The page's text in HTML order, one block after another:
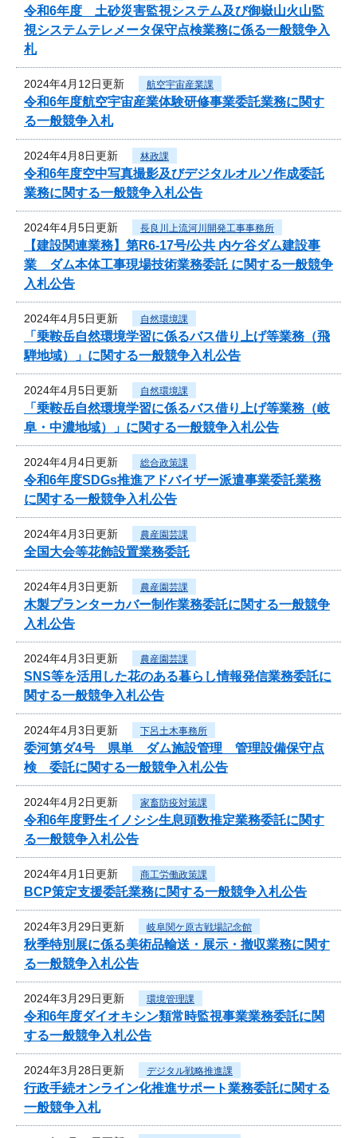
令和6年度 土砂災害監視システム及び御嶽山火山監
視システムテレメータ保守点検業務に係る一般競争入
札
2024年4月12日更新 航空宇宙産業課
令和6年度航空宇宙産業体験研修事業委託業務に関す
る一般競争入札
2024年4月8日更新 林政課
令和6年度空中写真撮影及びデジタルオルソ作成委託
業務に関する一般競争入札公告
2024年4月5日更新 長良川上流河川開発工事事務所
【建設関連業務】第R6-17号/公共 内ケ谷ダム建設事
業 ダム本体工事現場技術業務委託 に関する一般競争
入札公告
2024年4月5日更新 自然環境課
「乗鞍岳自然環境学習に係るバス借り上げ等業務（飛
騨地域）」に関する一般競争入札公告
2024年4月5日更新 自然環境課
「乗鞍岳自然環境学習に係るバス借り上げ等業務（岐
阜・中濃地域）」に関する一般競争入札公告
2024年4月4日更新 総合政策課
令和6年度SDGs推進アドバイザー派遣事業委託業務
に関する一般競争入札公告
2024年4月3日更新 農産園芸課
全国大会等花飾設置業務委託
2024年4月3日更新 農産園芸課
木製プランターカバー制作業務委託に関する一般競争
入札公告
2024年4月3日更新 農産園芸課
SNS等を活用した花のある暮らし情報発信業務委託に
関する一般競争入札公告
2024年4月3日更新 下呂土木事務所
委河第ダ4号 県単 ダム施設管理 管理設備保守点
検 委託に関する一般競争入札公告
2024年4月2日更新 家畜防疫対策課
令和6年度野生イノシシ生息頭数推定業務委託に関す
る一般競争入札公告
2024年4月1日更新 商工労働政策課
BCP策定支援委託業務に関する一般競争入札公告
2024年3月29日更新 岐阜関ケ原古戦場記念館
秋季特別展に係る美術品輸送・展示・撤収業務に関す
る一般競争入札公告
2024年3月29日更新 環境管理課
令和6年度ダイオキシン類常時監視事業業務委託に関
する一般競争入札公告
2024年3月28日更新 デジタル戦略推進課
行政手続オンライン化推進サポート業務委託に関する
一般競争入札